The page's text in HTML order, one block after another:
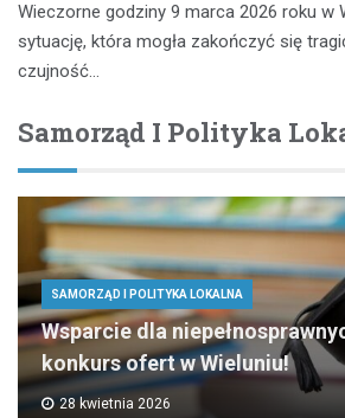
Wieczorne godziny 9 marca 2026 roku w
sytuację, która mogła zakończyć się
czujność…
Samorząd I Polityka
SAMORZĄD I POLITYKA LOKALNA
Wsparcie dla
konkurs ofert w Wieluniu!
28 kwietnia 2026